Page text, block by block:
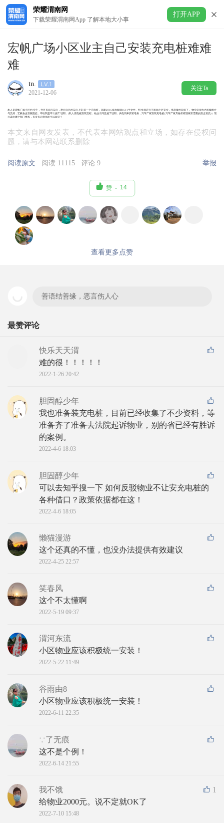
荣耀渭南网
下载荣耀渭南网App 了解本地大小事
打开APP
宏帆广场小区业主自己安装充电桩难难
难
tn.
2021-12-06
关注Ta
本人是宏帆广场小区的业主，并且有自己车位，想在自己的车位上安装一个充电桩，国家2016发改能源1611号文件。明文规定在不影响小区安全，电容量的前提下，物业必须大力积极配合
与支持，宏帆物业百般阻拦，不给我盖章出施工证明，(私人充电桩安装流程，物业出同意施工证明，供电局来安装电表，汽车厂家安装充电桩(汽车厂家具备所有国家所需要的安全资质)）现
在该向哪个部门维权，有没有记者朋友可以跟进？
本文来自网友发表，不代表本网站观点和立场，如存在侵权问
题，请与本网站联系删除
阅读原文 阅读 11115 评论 9 举报
 赞 14
查看更多点赞
善语结善缘，恶言伤人心
最赞评论
快乐天天渭
难的很！！！！！
2022-1-26 20:42
胆固醇少年
我也准备装充电桩，目前已经收集了不少资料，等
准备齐了准备去法院起诉物业，别的省已经有胜诉
的案例。
2022-4-6 18:03
胆固醇少年
可以去知乎搜一下 如何反驳物业不让安充电桩的
各种借口？政策依据都在这！
2022-4-6 18:05
懒猫漫游
这个还真的不懂，也没办法提供有效建议
2022-4-25 22:57
笑春风
这个不太懂啊
2022-5-19 09:37
渭河东流
小区物业应该积极统一安装！
2022-5-22 11:49
谷雨由8
小区物业应该积极统一安装！
2022-6-11 22:35
∵了无痕
这不是个例！
2022-6-14 21:55
1
我不饿
给物业2000元。说不定就OK了
2022-7-10 15:48